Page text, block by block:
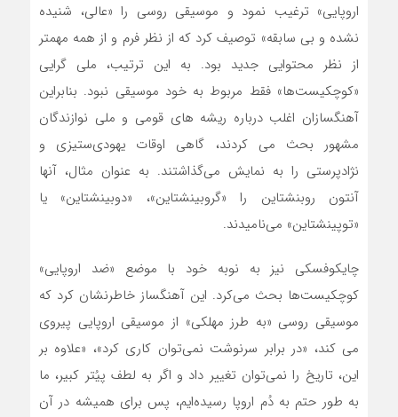
اروپایی» ترغیب نمود و موسیقی روسی را «عالی، شنیده
نشده و بی سابقه» توصیف کرد که از نظر فرم و از همه مهمتر
از نظر محتوایی جدید بود. به این ترتیب، ملی گرایی
«کوچکیست‌ها» فقط مربوط به خود موسیقی نبود. بنابراین
آهنگسازان اغلب درباره ریشه های قومی و ملی نوازندگان
مشهور بحث می کردند، گاهی اوقات یهودی‌ستیزی و
نژادپرستی را به نمایش می‌گذاشتند. به عنوان مثال، آنها
آنتون روبنشتاین را «گروبینشتاین»، «دوبینشتاین» یا
«توپینشتاین» می‌نامیدند.
چایکوفسکی نیز به نوبه خود با موضع «ضد اروپایی»
کوچکیست‌ها بحث می‌کرد. این آهنگساز خاطرنشان کرد که
موسیقی روسی «به طرز مهلکی» از موسیقی اروپایی پیروی
می کند، «در برابر سرنوشت نمی‌توان کاری کرد»، «علاوه بر
این، تاریخ را نمی‌توان تغییر داد و اگر به لطف پیُتر کبیر، ما
به طور حتم به دُم اروپا رسیده‌ایم، پس برای همیشه در آن